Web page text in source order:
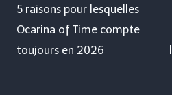
de
l’article
5 raisons pour lesquelles
Ocarina of Time compte
toujours en 2026